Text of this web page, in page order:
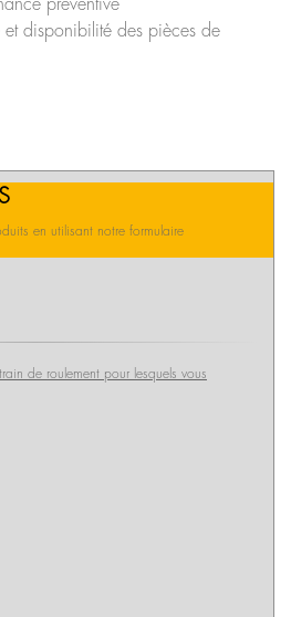
préventive
disponibilité des pièces de
en utilisant notre formulaire
de roulement pour lesquels vous